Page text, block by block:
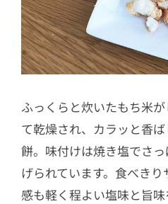
ふっくらと炊いたもち米
て乾燥され、カラッと香
餅。味付けは焼き塩でさ
げられています。食べき
感も軽く程よい塩味と旨